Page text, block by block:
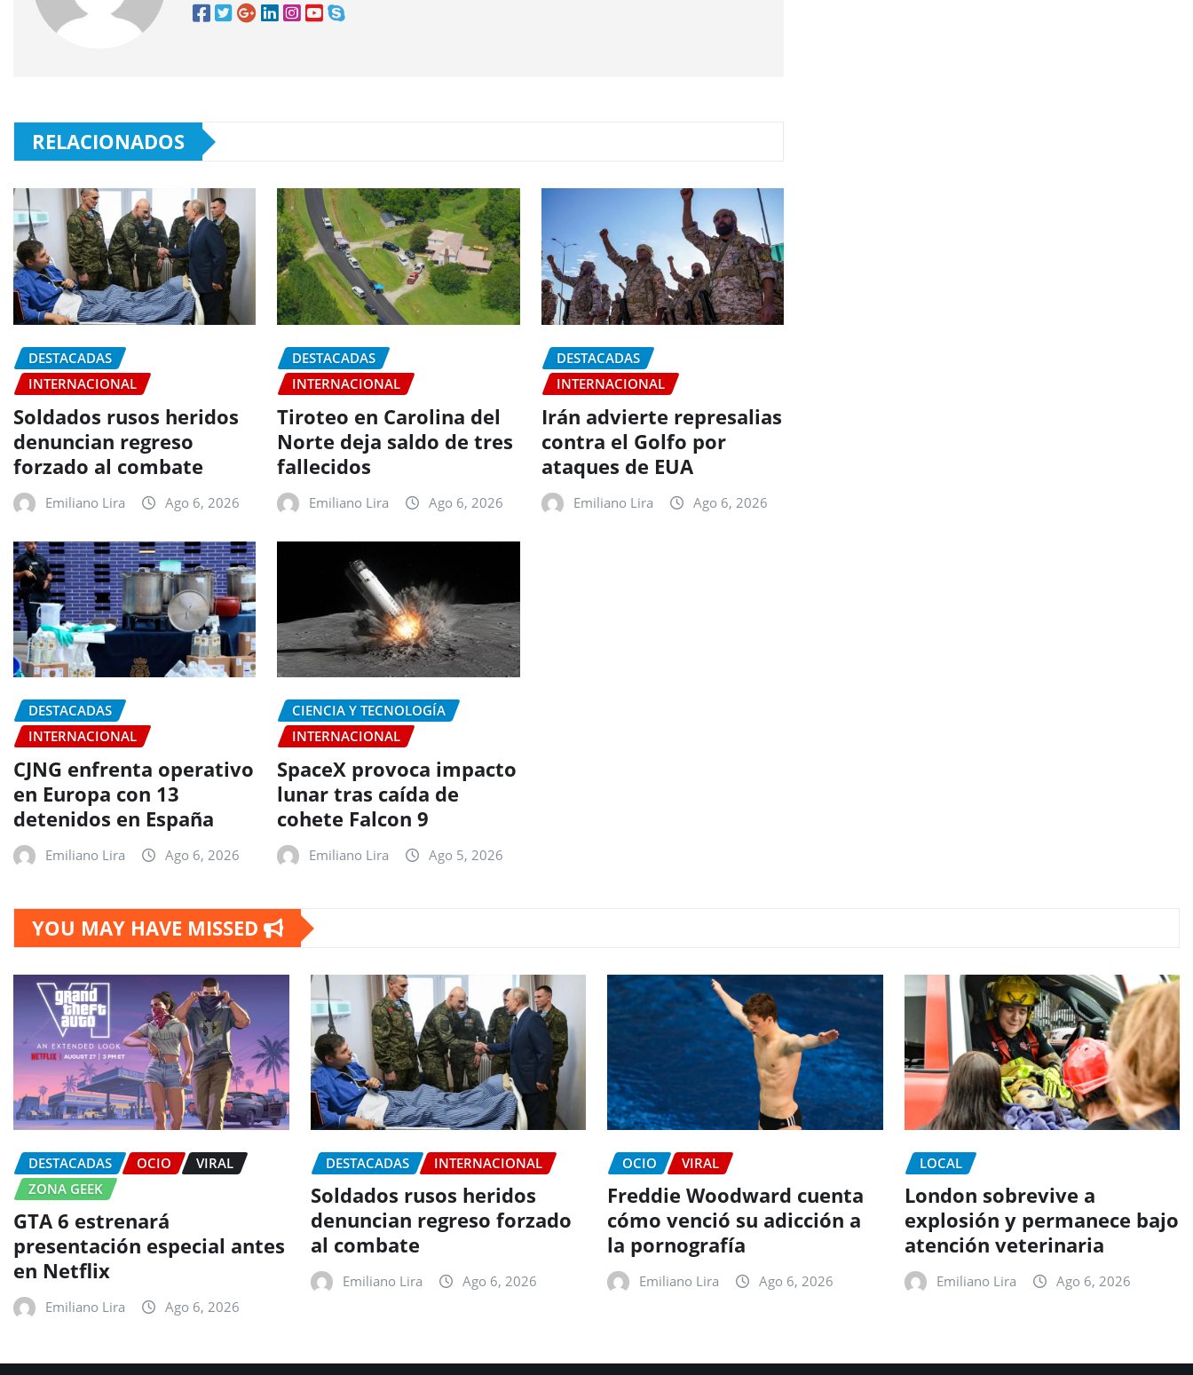
RELACIONADOS
DESTACADAS
INTERNACIONAL
Soldados rusos heridos
denuncian regreso
forzado al combate
Emiliano Lira Ago 6, 2026
DESTACADAS
INTERNACIONAL
Tiroteo en Carolina del
Norte deja saldo de tres
fallecidos
Emiliano Lira Ago 6, 2026
DESTACADAS
INTERNACIONAL
Irán advierte represalias
contra el Golfo por
ataques de EUA
Emiliano Lira Ago 6, 2026
DESTACADAS
INTERNACIONAL
CJNG enfrenta operativo
en Europa con 13
detenidos en España
Emiliano Lira Ago 6, 2026
CIENCIA Y TECNOLOGÍA
INTERNACIONAL
SpaceX provoca impacto
lunar tras caída de
cohete Falcon 9
Emiliano Lira Ago 5, 2026
YOU MAY HAVE MISSED
DESTACADAS OCIO
VIRAL
ZONA GEEK
GTA 6 estrenará
presentación especial antes
en Netflix
Emiliano Lira Ago 6, 2026
DESTACADAS INTERNACIONAL
Soldados rusos heridos
denuncian regreso forzado
al combate
Emiliano Lira Ago 6, 2026
OCIO VIRAL
Freddie Woodward cuenta
cómo venció su adicción a
la pornografía
Emiliano Lira Ago 6, 2026
LOCAL
London sobrevive a
explosión y permanece bajo
atención veterinaria
Emiliano Lira Ago 6, 2026